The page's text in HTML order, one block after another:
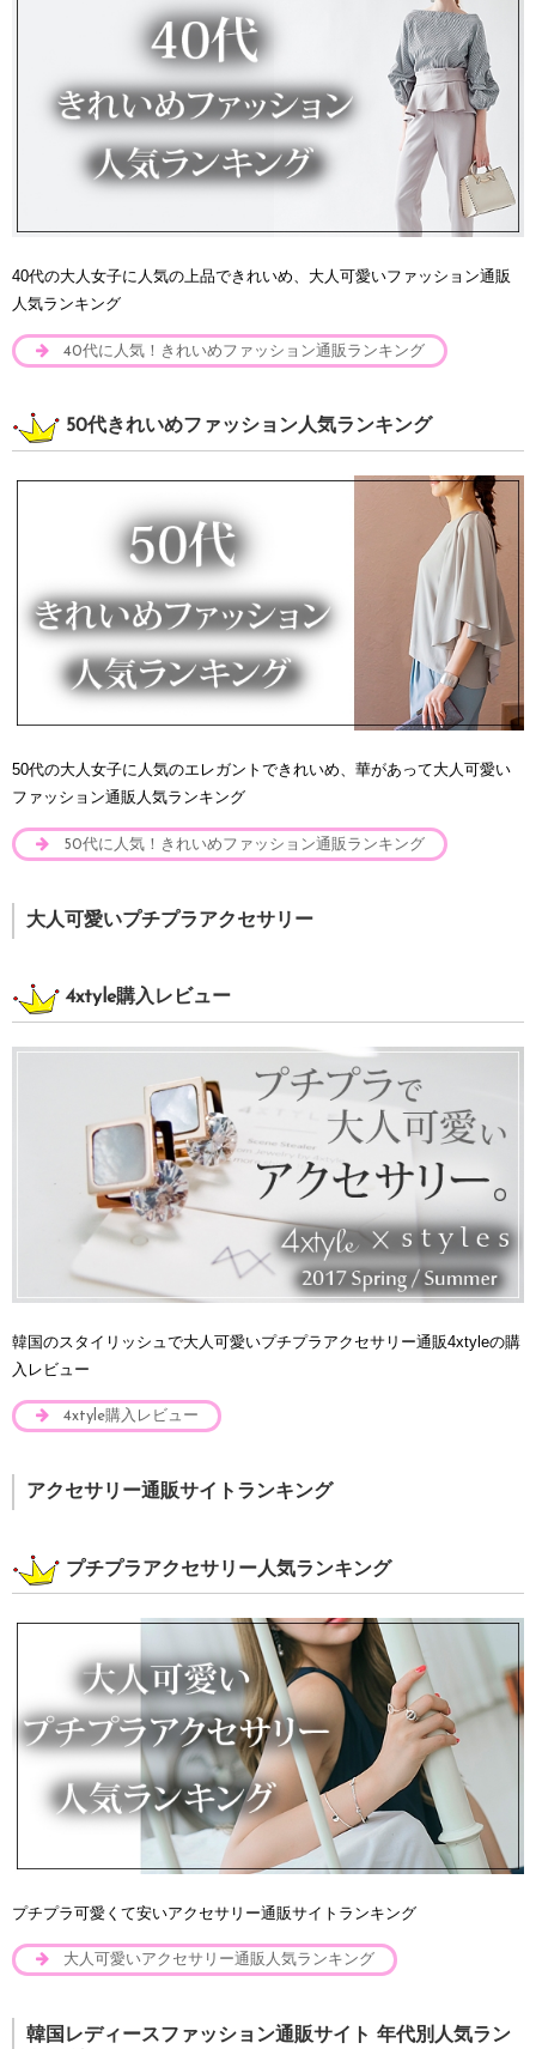
40代の大人女子に人気の上品できれいめ、大人可愛いファッション通販
人気ランキング
40代に人気！きれいめファッション通販ランキング
50代きれいめファッション人気ランキング
50代の大人女子に人気のエレガントできれいめ、華があって大人可愛い
ファッション通販人気ランキング
50代に人気！きれいめファッション通販ランキング
大人可愛いプチプラアクセサリー
4xtyle購入レビュー
韓国のスタイリッシュで大人可愛いプチプラアクセサリー通販4xtyleの購
入レビュー
4xtyle購入レビュー
アクセサリー通販サイトランキング
プチプラアクセサリー人気ランキング
プチプラ可愛くて安いアクセサリー通販サイトランキング
大人可愛いアクセサリー通販人気ランキング
韓国レディースファッション通販サイト 年代別人気ラン